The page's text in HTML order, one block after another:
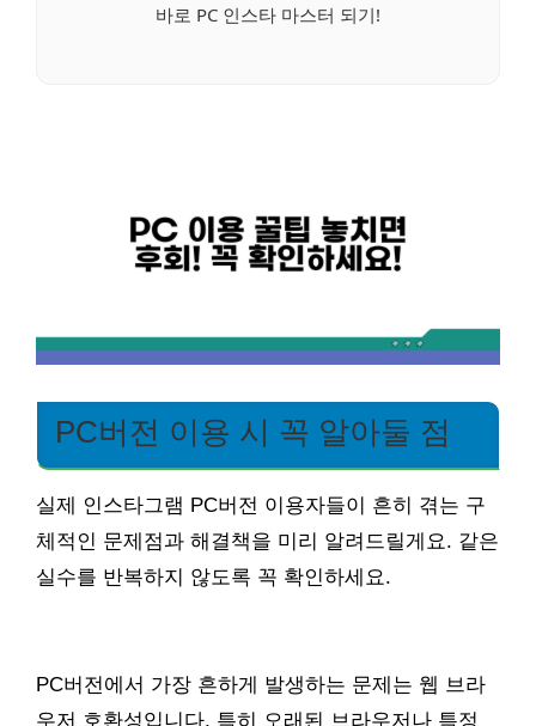
바로 PC 인스타 마스터 되기!
PC버전 이용 시 꼭 알아둘 점
실제 인스타그램 PC버전 이용자들이 흔히 겪는 구
체적인 문제점과 해결책을 미리 알려드릴게요. 같은
실수를 반복하지 않도록 꼭 확인하세요.
PC버전에서 가장 흔하게 발생하는 문제는 웹 브라
우저 호환성입니다. 특히 오래된 브라우저나 특정